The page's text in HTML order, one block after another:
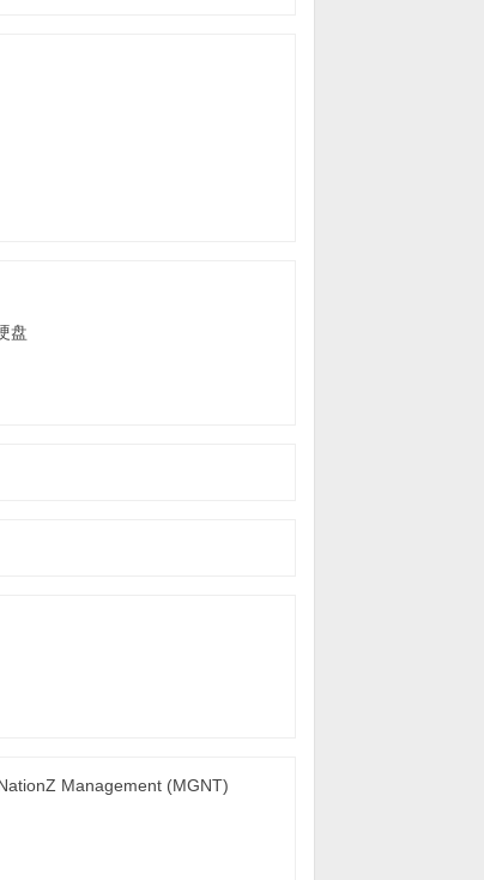
盘
Management (MGNT)